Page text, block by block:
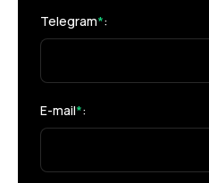
Telegram*:
E-mail*: